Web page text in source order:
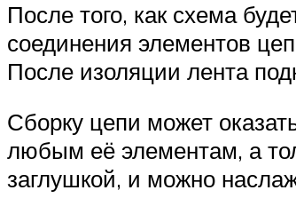
После того, как схема
соединения элементов
После изоляции лента
Сборку цепи может
любым её элементам, а
заглушкой, и можно